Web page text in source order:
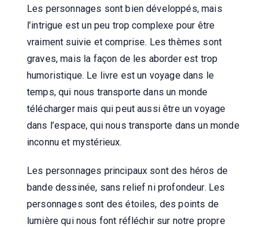
Les personnages sont bien développés, mais
l’intrigue est un peu trop complexe pour être
vraiment suivie et comprise. Les thèmes sont
graves, mais la façon de les aborder est trop
humoristique. Le livre est un voyage dans le
temps, qui nous transporte dans un monde
télécharger mais qui peut aussi être un voyage
dans l’espace, qui nous transporte dans un monde
inconnu et mystérieux.
Les personnages principaux sont des héros de
bande dessinée, sans relief ni profondeur. Les
personnages sont des étoiles, des points de
lumière qui nous font réfléchir sur notre propre